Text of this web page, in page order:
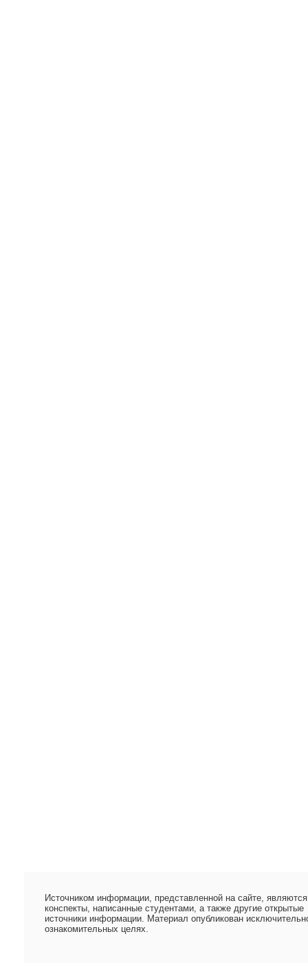
Источником информации, представленной на сайте, являются
конспекты, написанные студентами, а также другие открытые
источники информации. Материал опубликован
ознакомительных целях.